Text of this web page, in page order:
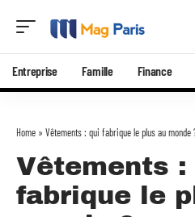
Entreprise Famille Finance
Home » Vêtements : qui fabrique le plus au monde
Vêtements :
fabrique le